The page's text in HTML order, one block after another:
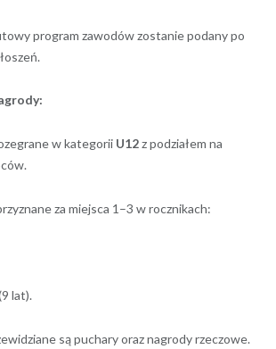
program zawodów zostanie podany po
w kategorii U12z podziałem na
za miejsca 1–3 w rocznikach:
lat).
są puchary oraz nagrody rzeczowe.